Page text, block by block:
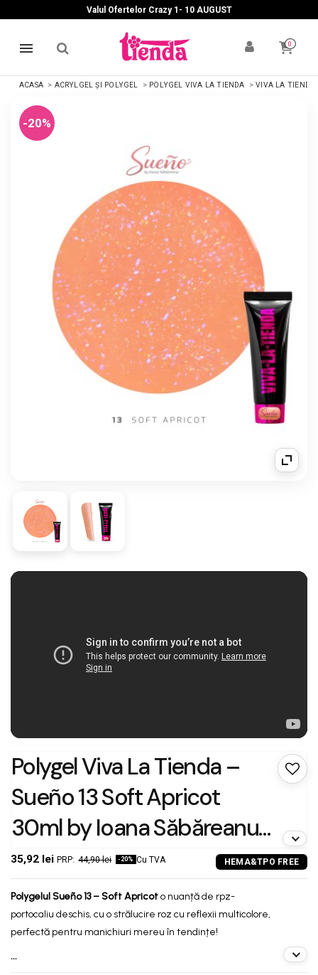
Valul Ofertelor Crazy 1- 10 AUGUST
0
ACASA ACRYLGEL ȘI POLYGEL POLYGEL VIVA LA TIENDA VIVA LA TIENDA
-20%
Polygel Viva La Tienda –
Sueño 13 Soft Apricot
30ml by Ioana Săbăreanu
– portocaliu deschis cu
reflexii roz, textură flexibilă,
pentru manichiuri
luminoase și atemporale
35,92 lei 44,90 lei -20% Cu TVA
PolygelulSueño13 –Soft Apricoto nuanță de rpz-
portocaliu deschis, cu o strălucire roz cu reflexii multicolore,
perfectă pentru manichiuri mereu în tendințe!
...